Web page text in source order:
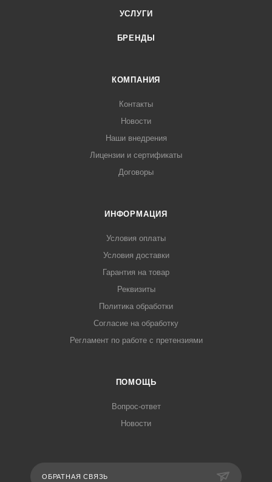
УСЛУГИ
БРЕНДЫ
КОМПАНИЯ
Контакты
Новости
Наши внедрения
Лицензии и сертификаты
Договоры
ИНФОРМАЦИЯ
Условия оплаты
Условия доставки
Гарантия на товар
Реквизиты
Политика обработки
Согласие на обработку
Регламент по работе с претензиями
ПОМОЩЬ
Вопрос-ответ
Новости
ОБРАТНАЯ СВЯЗЬ